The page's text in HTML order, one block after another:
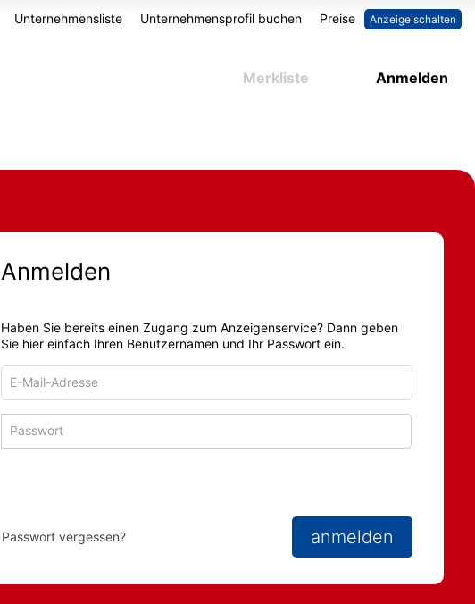
Anzeige schalten
Unternehmensliste Unternehmensprofil buchen Preise
Anmelden
Merkliste
Anmelden
Haben Sie bereits einen Zugang zum Anzeigenservice? Dann geben
Sie hier einfach Ihren Benutzernamen und Ihr Passwort ein.
Adresse
zum
Anmelden
anmelden
Passwort vergessen?